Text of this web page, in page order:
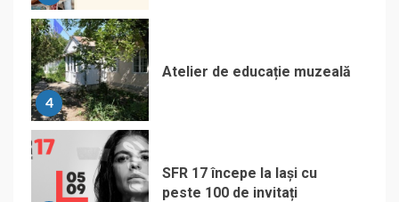
4
Atelier de educație muzeală
SFR 17 începe la Iași cu
peste 100 de invitați